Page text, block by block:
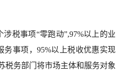
税事项“零跑动”,97%以上的业
务事项，95%以上税收优惠实现
务部门将市场主体和服务对象